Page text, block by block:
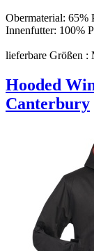
Obermaterial: 65%
Innenfutter: 100%
lieferbare Größen
Hooded
Canterbury